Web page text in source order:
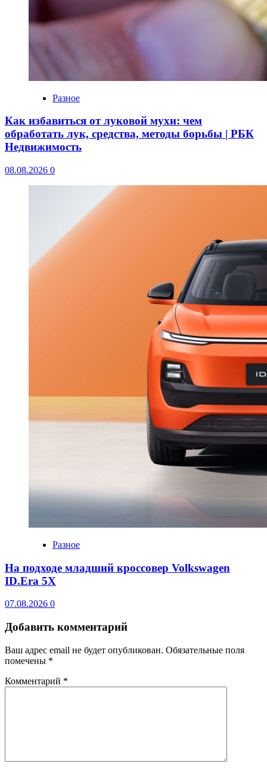
Разное
Как избавиться от луковой мухи: чем
обработать лук, средства, методы борьбы | РБК
Недвижимость
08.08.2026 0
Разное
На подходе младший кроссовер Volkswagen
ID.Era 5X
07.08.2026 0
Добавить комментарий
Ваш адрес email не будет опубликован. Обязательные поля
помечены *
Комментарий *